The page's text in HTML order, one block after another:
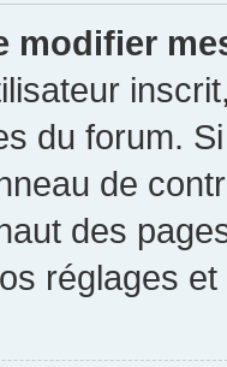
modifier
du forum.
de
des
réglages